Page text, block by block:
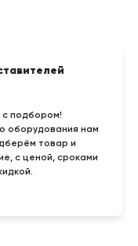
подбором!
оборудования нам
товар и
с ценой, сроками